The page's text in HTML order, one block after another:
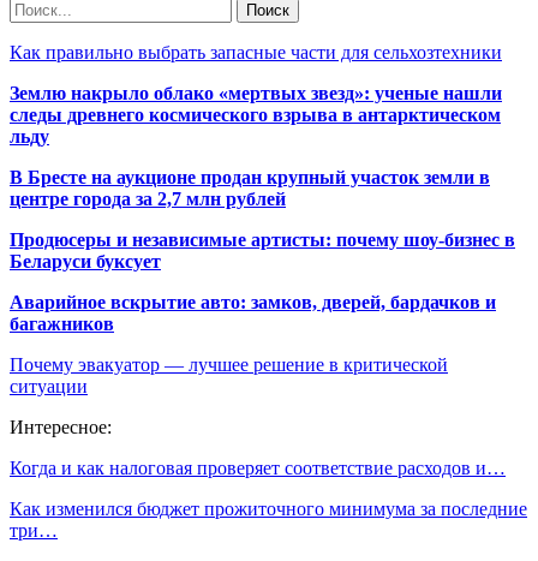
Как правильно выбрать запасные части для сельхозтехники
Землю накрыло облако «мертвых звезд»: ученые нашли
следы древнего космического взрыва в антарктическом
льду
В Бресте на аукционе продан крупный участок земли в
центре города за 2,7 млн рублей
Продюсеры и независимые артисты: почему шоу-бизнес в
Беларуси буксует
Аварийное вскрытие авто: замков, дверей, бардачков и
багажников
Почему эвакуатор — лучшее решение в критической
ситуации
Интересное:
Когда и как налоговая проверяет соответствие расходов и…
Как изменился бюджет прожиточного минимума за последние
три…